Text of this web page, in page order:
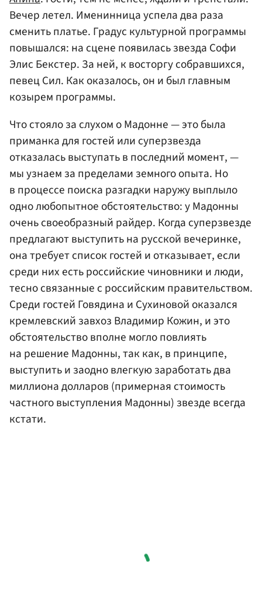
Вечер летел. Именинница успела два раза
сменить платье. Градус культурной программы
повышался: на сцене появилась звезда Софи
Элис Бекстер. За ней, к восторгу собравшихся,
певец Сил. Как оказалось, он и был главным
козырем программы.
Что стояло за слухом о Мадонне — это была
приманка для гостей или суперзвезда
отказалась выступать в последний момент, —
мы узнаем за пределами земного опыта. Но
в процессе поиска разгадки наружу выплыло
одно любопытное обстоятельство: у Мадонны
очень своеобразный райдер. Когда суперзвезде
предлагают выступить на русской вечеринке,
она требует список гостей и отказывает, если
среди них есть российские чиновники и люди,
тесно связанные с российским правительством.
Среди гостей Говядина и Сухиновой оказался
кремлевский завхоз Владимир Кожин, и это
обстоятельство вполне могло повлиять
на решение Мадонны, так как, в принципе,
выступить и заодно влегкую заработать два
миллиона долларов (примерная стоимость
частного выступления Мадонны) звезде всегда
кстати.